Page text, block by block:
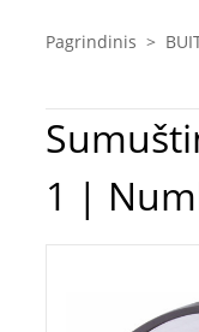
Pagrindinis >
Sumuštinių keptuvė Adler |
1 |